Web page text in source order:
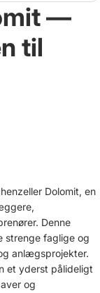
—
til
Dolomit, en
Denne
strenge faglige og
anlægsprojekter.
et yderst pålideligt
og